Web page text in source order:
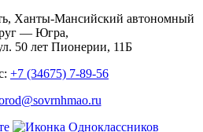
Ханты-Мансийский автономный
— Югра,
50 лет Пионерии, 11Б
+7 (34675) 7-89-56